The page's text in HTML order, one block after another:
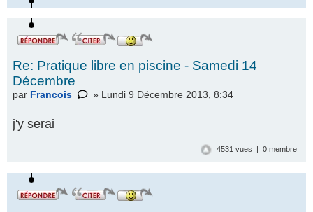
Re: Pratique libre en piscine - Samedi 14
Décembre
par Francois » Lundi 9 Décembre 2013, 8:34
j'y serai
4531 vues | 0 membre